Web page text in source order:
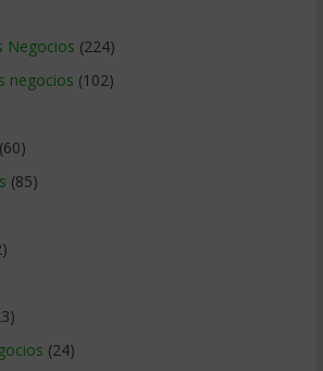
Negocios (224)
negocios (102)
(60)
(85)
(24)